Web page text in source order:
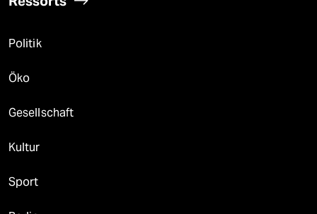
Politik
Öko
Gesellschaft
Kultur
Sport